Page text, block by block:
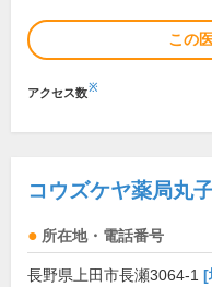
この
アクセス数※
コウズケヤ薬局丸
所在地・電話番号
長野県上田市長瀬3064-1 [